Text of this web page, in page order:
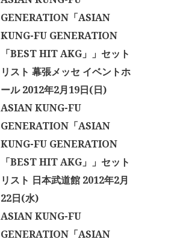
GENERATION「ASIAN
KUNG-FU GENERATION
「BEST HIT AKG」」セット
リスト 幕張メッセ イベントホ
ール 2012年2月19日(日)
ASIAN KUNG-FU
GENERATION「ASIAN
KUNG-FU GENERATION
「BEST HIT AKG」」セット
リスト 日本武道館 2012年2月
22日(水)
ASIAN KUNG-FU
GENERATION「ASIAN